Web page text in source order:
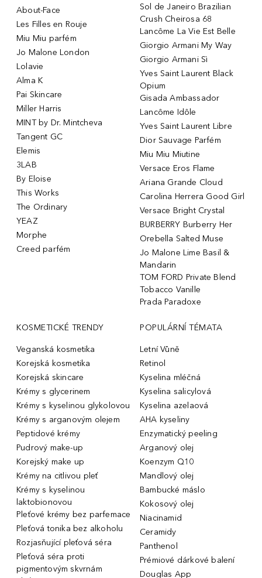
About-Face
Les Filles en Rouje
Miu Miu parfém
Jo Malone London
Lolavie
Alma K
Pai Skincare
Miller Harris
MINT by Dr. Mintcheva
Tangent GC
Elemis
3LAB
By Eloise
This Works
The Ordinary
YEAZ
Morphe
Creed parfém
Sol de Janeiro Brazilian
Crush Cheirosa 68
Lancôme La Vie Est Belle
Giorgio Armani My Way
Giorgio Armani Sì
Yves Saint Laurent Black
Opium
Gisada Ambassador
Lancôme Idôle
Yves Saint Laurent Libre
Dior Sauvage Parfém
Miu Miu Miutine
Versace Eros Flame
Ariana Grande Cloud
Carolina Herrera Good Girl
Versace Bright Crystal
BURBERRY Burberry Her
Orebella Salted Muse
Jo Malone Lime Basil &
Mandarin
TOM FORD Private Blend
Tobacco Vanille
Prada Paradoxe
KOSMETICKÉ TRENDY
Veganská kosmetika
Korejská kosmetika
Korejská skincare
Krémy s glycerinem
Krémy s kyselinou glykolovou
Krémy s arganovým olejem
Peptidové krémy
Pudrový make-up
Korejský make up
Krémy na citlivou pleť
Krémy s kyselinou
laktobionovou
Pleťové krémy bez parfemace
Pleťová tonika bez alkoholu
Rozjasňující pleťová séra
Pleťová séra proti
pigmentovým skvrnám
POPULÁRNÍ TÉMATA
Letní Vůně
Retinol
Kyselina mléčná
Kyselina salicylová
Kyselina azelaová
AHA kyseliny
Enzymatický peeling
Arganový olej
Koenzym Q10
Mandlový olej
Bambucké máslo
Kokosový olej
Niacinamid
Ceramidy
Panthenol
Prémiové dárkové balení
Douglas App